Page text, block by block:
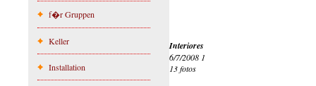
f�r Gruppen
Keller
Installation
Interiores
6/7/2008 1
13 fotos